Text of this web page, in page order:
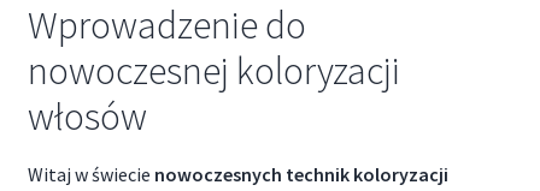
Wprowadzenie do
nowoczesnej koloryzacji
włosów
Witaj w świecie nowoczesnych technik koloryzacji